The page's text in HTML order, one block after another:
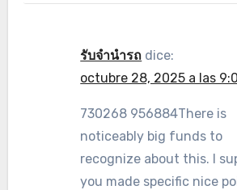
รับจำนำรถ dice:
octubre 28, 2025 a las
730268 956884There is
noticeably big funds to
recognize about this. I
you made specific nice